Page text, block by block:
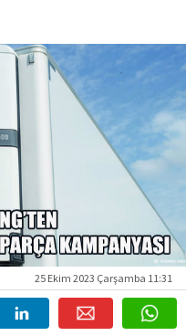
25 Ekim 2023 Çarşamba 11:31